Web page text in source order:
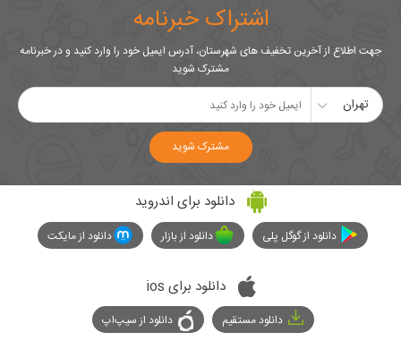
اشتراک خبرنامه
جهت اطلاع از آخرین تخفیف های شهرستان، آدرس ایمیل خود را وارد کنید و در خبرنامه
مشترک شوید
تهران
مشترک شوید
دانلود برای اندروید
دانلود از گوگل پلی دانلود از بازار دانلود از مایکت
دانلود برای ios
دانلود مستقیم دانلود از سیپ‌اپ